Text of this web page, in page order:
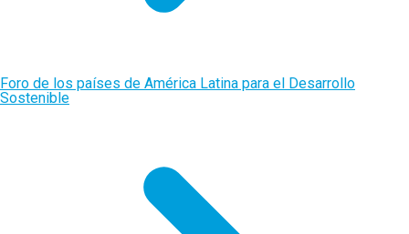
Foro de los países de América Latina para el Desarrollo
Sostenible